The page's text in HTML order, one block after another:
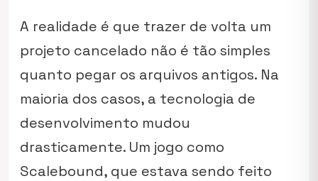
A realidade é que trazer de volta um
projeto cancelado não é tão simples
quanto pegar os arquivos antigos. Na
maioria dos casos, a tecnologia de
desenvolvimento mudou
drasticamente. Um jogo como
Scalebound, que estava sendo feito